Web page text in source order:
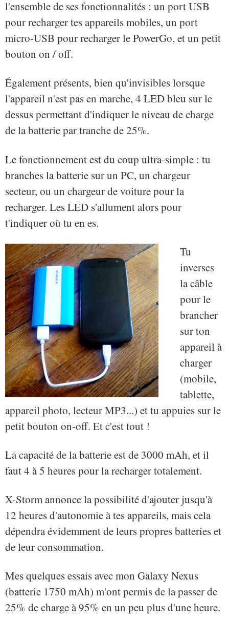
l'ensemble de ses fonctionnalités : un port USB
pour recharger tes appareils mobiles, un port
micro-USB pour recharger le PowerGo, et un petit
bouton on / off.
Également présents, bien qu'invisibles lorsque
l'appareil n'est pas en marche, 4 LED bleu sur le
dessus permettant d'indiquer le niveau de charge
de la batterie par tranche de 25%.
Le fonctionnement est du coup ultra-simple : tu
branches la batterie sur un PC, un chargeur
secteur, ou un chargeur de voiture pour la
recharger. Les LED s'allument alors pour
t'indiquer où tu en es.
Tu
inverses
la câble
pour le
brancher
sur ton
appareil à
charger
(mobile,
tablette,
appareil photo, lecteur MP3...) et tu appuies sur le
petit bouton on-off. Et c'est tout !
La capacité de la batterie est de 3000 mAh, et il
faut 4 à 5 heures pour la recharger totalement.
X-Storm annonce la possibilité d'ajouter jusqu'à
12 heures d'autonomie à tes appareils, mais cela
dépendra évidemment de leurs propres batteries et
de leur consommation.
Mes quelques essais avec mon Galaxy Nexus
(batterie 1750 mAh) m'ont permis de la passer de
25% de charge à 95% en un peu plus d'une heure.